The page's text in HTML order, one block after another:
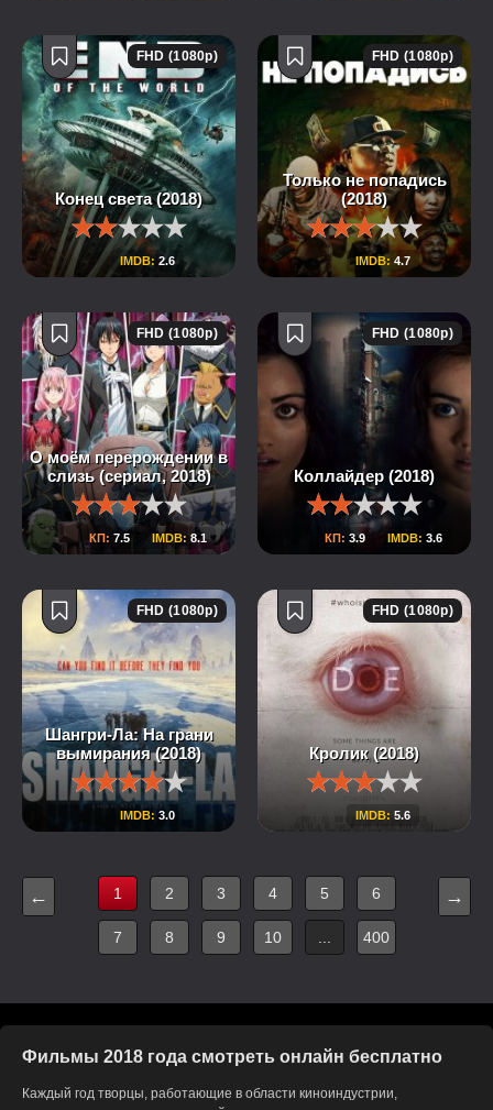
Конец света (2018)
IMDB: 2.6
FHD (1080p)
Только не попадись
(2018)
IMDB: 4.7
FHD (1080p)
О моём перерождении в
слизь (сериал, 2018)
КП: 7.5 IMDB:8.1
FHD (1080p)
Коллайдер (2018)
КП: 3.9 IMDB: 3.6
FHD (1080p)
Шангри-Ла: На грани
вымирания (2018)
IMDB: 3.0
FHD (1080p)
Кролик (2018)
IMDB: 5.6
FHD (1080p)
← 1 2 3 4 5 6
7 8 9 10 400
→
Фильмы 2018 года смотреть онлайн бесплатно
Каждый год творцы, работающие в области киноиндустрии,